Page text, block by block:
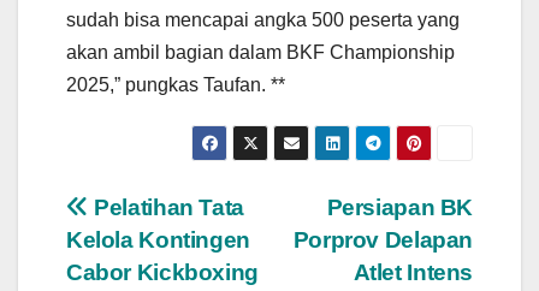
sudah bisa mencapai angka 500 peserta yang
akan ambil bagian dalam BKF Championship
2025,” pungkas Taufan. **
Navigasi
pos
Persiapan BK
Porprov Delapan
Atlet Intens
Pelatihan Tata
Kelola Kontingen
Cabor Kickboxing